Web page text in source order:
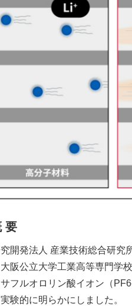
要
開発法人 産業技術総合研究
阪公立大学工業高等専門学
フルオロリン酸イオン（
験的に明らかにしました。